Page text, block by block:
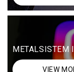
METALSISTEM
VIEW